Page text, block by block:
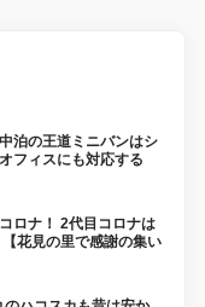
泊の王道ミニバンはシ
フィスにも対応する
ロナ！ 2代目コロナは
花見の里で感謝の集い